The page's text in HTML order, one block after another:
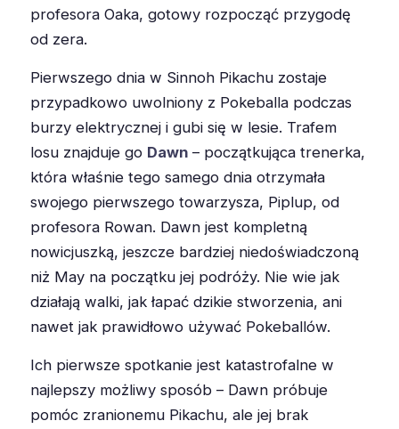
profesora Oaka, gotowy rozpocząć przygodę
od zera.
Pierwszego dnia w Sinnoh Pikachu zostaje
przypadkowo uwolniony z Pokeballa podczas
burzy elektrycznej i gubi się w lesie. Trafem
losu znajduje go Dawn – początkująca trenerka,
która właśnie tego samego dnia otrzymała
swojego pierwszego towarzysza, Piplup, od
profesora Rowan. Dawn jest kompletną
nowicjuszką, jeszcze bardziej niedoświadczoną
niż May na początku jej podróży. Nie wie jak
działają walki, jak łapać dzikie stworzenia, ani
nawet jak prawidłowo używać Pokeballów.
Ich pierwsze spotkanie jest katastrofalne w
najlepszy możliwy sposób – Dawn próbuje
pomóc zranionemu Pikachu, ale jej brak